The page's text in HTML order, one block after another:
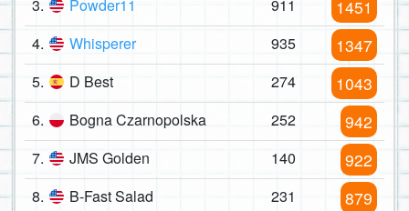
3. Powder11 911 1451
4. Whisperer 935 1347
5. D Best 274 1043
6. Bogna Czarnopolska 252 942
7. JMS Golden 140 922
8. B-Fast Salad 231 879